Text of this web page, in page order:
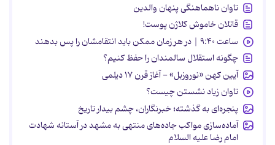
تاوان ناهماهنگی پنهان والدین
قاتلان خاموش کلاژن پوست!
ساعت ۹:۴۰ | در هر زمان ممکن باید انتقامشان را پس بدهند
چگونه استقلال سالمندان را حفظ کنیم؟
آیین کهن «نوروزبل» - آغاز قرن ۱۷ دیلمی
تاوان زیاد نشستن چیست؟
پنجره‌ای به گذشته؛ خبرنگاران، چشم بیدار تاریخ
آماده‌سازی مواکب جاده‌های منتهی به مشهد در آستانه شهادت
امام رضا علیه السلام